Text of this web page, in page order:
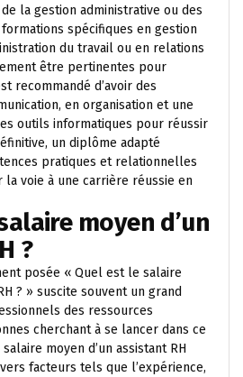
la gestion administrative ou des
spécifiques en gestion
du travail ou en relations
être pertinentes pour
recommandé d’avoir des
en organisation et une
outils informatiques pour réussir
un diplôme adapté
pratiques et relationnelles
voie à une carrière réussie en
moyen d’un
?
posée « Quel est le salaire
? » suscite souvent un grand
des ressources
cherchant à se lancer dans ce
moyen d’un assistant RH
facteurs tels que l’expérience,